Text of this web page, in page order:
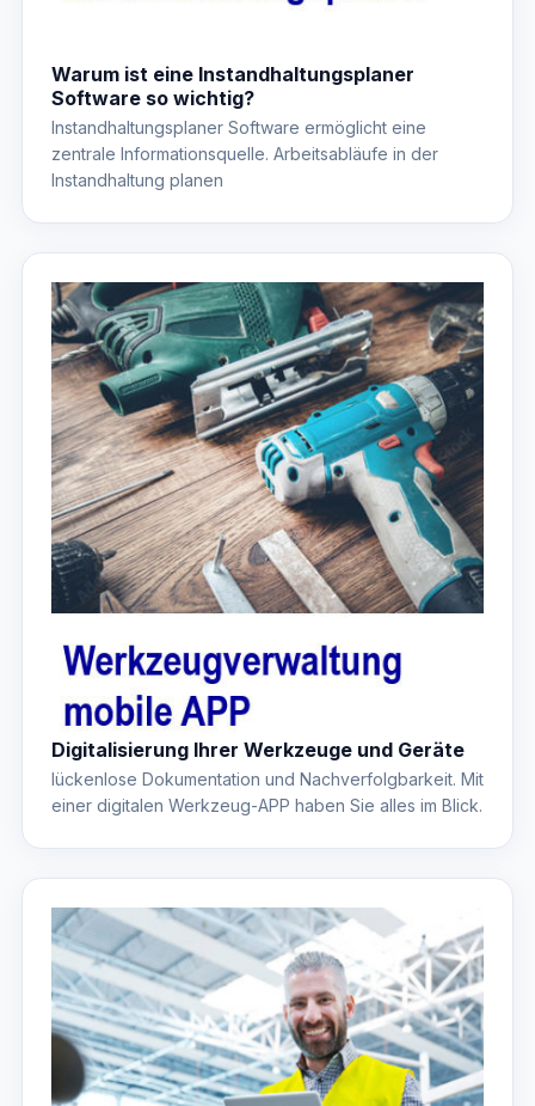
Warum ist eine Instandhaltungsplaner
Software so wichtig?
Instandhaltungsplaner Software ermöglicht eine
zentrale Informationsquelle. Arbeitsabläufe in der
Instandhaltung planen
Digitalisierung Ihrer Werkzeuge und Geräte
lückenlose Dokumentation und Nachverfolgbarkeit. Mit
einer digitalen Werkzeug-APP haben Sie alles im Blick.